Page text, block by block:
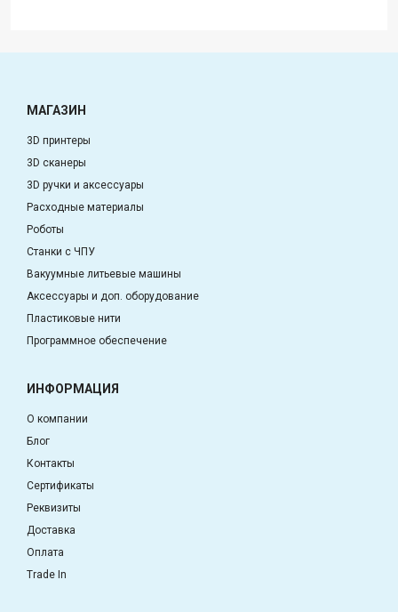
МАГАЗИН
3D принтеры
3D сканеры
3D ручки и аксессуары
Расходные материалы
Роботы
Станки с ЧПУ
Вакуумные литьевые машины
Аксессуары и доп. оборудование
Пластиковые нити
Программное обеспечение
ИНФОРМАЦИЯ
О компании
Блог
Контакты
Сертификаты
Реквизиты
Доставка
Оплата
Trade In